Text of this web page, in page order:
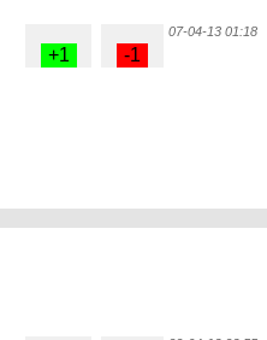
07-04-13 01:18